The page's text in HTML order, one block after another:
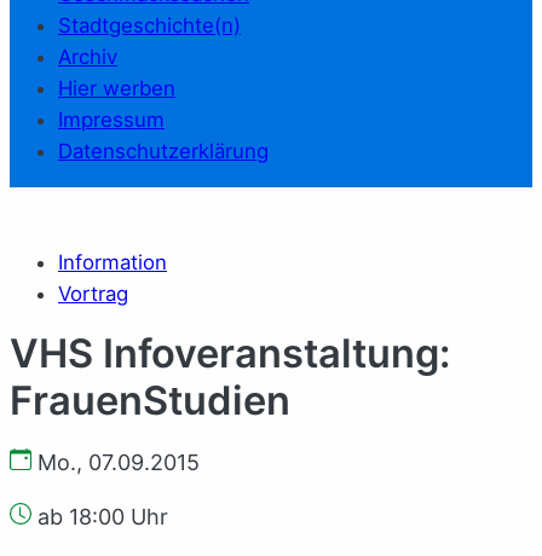
Stadtgeschichte(n)
Archiv
Hier werben
Impressum
Datenschutzerklärung
Information
Vortrag
VHS Infoveranstaltung:
FrauenStudien
Mo., 07.09.2015
ab 18:00 Uhr